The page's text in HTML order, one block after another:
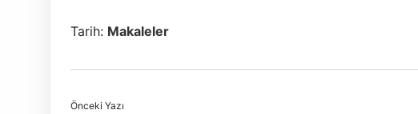
Tarih: Makaleler
Önceki Yazı